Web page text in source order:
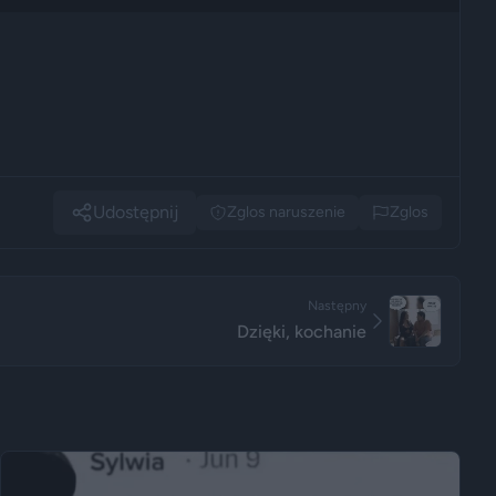
Udostępnij Zglos naruszenie Zglos
Następny
Dzięki, kochanie